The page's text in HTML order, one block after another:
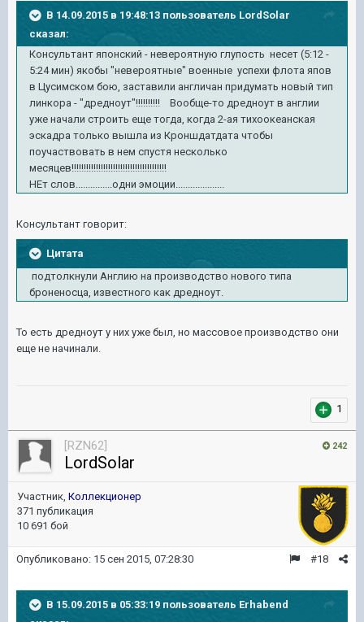
В 14.09.2015 в 19:48:13 пользователь LordSolar
сказал:
Консультант японский - невероятную глупость несет (5:12 -
5:24 мин) якобы "невероятные" военные успехи флота япов
в Цусимском бою, заставили англичан придумать новый тип
линкора - "дредноут"!!!!!!!!!! Вообще-то дредноут в англии
уже начали строить еще тогда, когда 2-ая тихоокеанская
эскадра только вышла из Кроншдатдата чтобы
поучаствовать в нем спустя несколько
месяцев!!!!!!!!!!!!!!!!!!!!!!!!!!!!!!!!!!!!!!!
НЕт слов...............одни эмоции....................
Консультант говорит:
Цитата
подтолкнули Англию на производство нового типа
броненосца, известного как дредноут.
То есть дредноут у них уже был, но массовое производство они
еще не начинали.
1
242
[RZN62]
LordSolar
Участник, Коллекционер
371 публикация
10 691 бой
#18
Опубликовано: 15 сен 2015, 07:28:30
В 15.09.2015 в 05:33:19 пользователь Erhabend